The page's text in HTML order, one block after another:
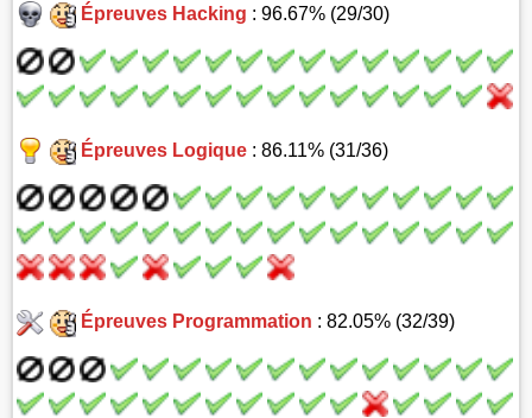
Épreuves Hacking : 96.67% (29/30)
Épreuves Logique: 86.11% (31/36)
Épreuves Programmation : 82.05% (32/39)